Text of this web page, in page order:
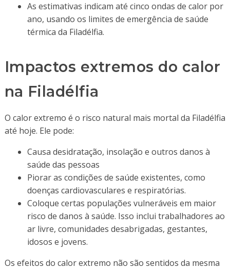
As estimativas indicam até cinco ondas de calor por
ano, usando os limites de emergência de saúde
térmica da Filadélfia.
Impactos extremos do calor
na Filadélfia
O calor extremo é o risco natural mais mortal da Filadélfia
até hoje. Ele pode:
Causa desidratação, insolação e outros danos à
saúde das pessoas
Piorar as condições de saúde existentes, como
doenças cardiovasculares e respiratórias.
Coloque certas populações vulneráveis em maior
risco de danos à saúde. Isso inclui trabalhadores ao
ar livre, comunidades desabrigadas, gestantes,
idosos e jovens.
Os efeitos do calor extremo não são sentidos da mesma